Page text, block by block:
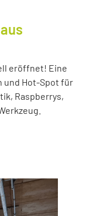
eröffnet! Eine
und Hot-Spot für
Raspberrys,